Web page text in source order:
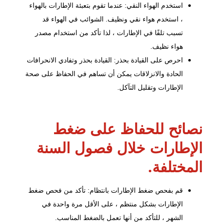
استخدم الهواء النقي: عندما تقوم بتعبئة الإطارات بالهواء
، استخدم هواء نقي ونظيف. الشوائب في الهواء قد
تسبب تلفًا في الإطارات ، لذا تأكد من استخدام مصدر
هواء نظيف.
احرص على القيادة بحذر: القيادة بحذر وتفادي الانحرافات
الحادة والانزلاقات يمكن أن تساهم في الحفاظ على صحة
الإطارات وتقليل التآكل.
نصائح للحفاظ على ضغط
الإطارات خلال فصول السنة
المختلفة.
قم بفحص ضغط الإطارات بانتظام: تأكد من فحص ضغط
الإطارات بشكل منتظم ، على الأقل مرة واحدة في
الشهر ، للتأكد من أنها تعمل بالضغط المناسب.